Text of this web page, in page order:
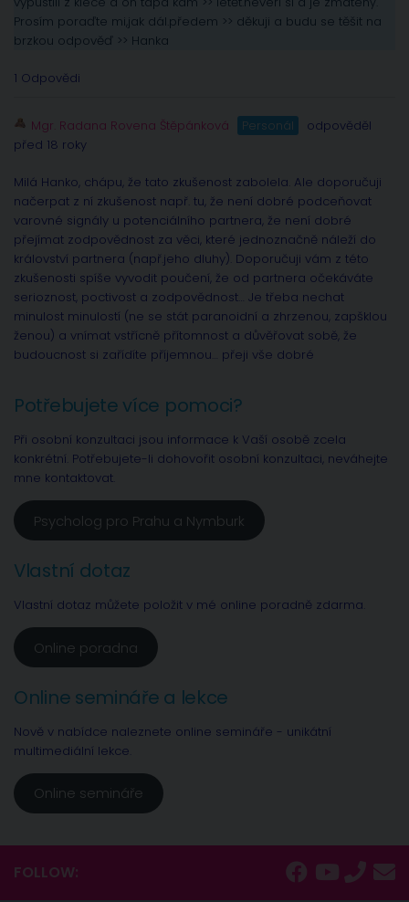
Prosím poraďte mi,jak dál.předem >> děkuji a budu se těšit na
brzkou odpověď >> Hanka
1 Odpovědi
Mgr. Radana Rovena Štěpánková Personál
odpověděl
před 18 roky
Milá Hanko, chápu, že tato zkušenost zabolela. Ale doporučuji
načerpat z ní zkušenost např. tu, že není dobré podceňovat
varovné signály u potenciálního partnera, že není dobré
přejímat zodpovědnost za věci, které jednoznačně náleží do
království partnera (např.jeho dluhy). Doporučuji vám z této
zkušenosti spíše vyvodit poučení, že od partnera očekáváte
serioznost, poctivost a zodpovědnost… Je třeba nechat
minulost minulostí (ne se stát paranoidní a zhrzenou, zapšklou
ženou) a vnímat vstřícně přítomnost a důvěřovat sobě, že
budoucnost si zařídíte příjemnou… přeji vše dobré
Potřebujete více pomoci?
Při osobní konzultaci jsou informace k Vaší osobě zcela
konkrétní. Potřebujete-li dohovořit osobní konzultaci, neváhejte
mne kontaktovat.
Psycholog pro Prahu a Nymburk
Vlastní dotaz
Vlastní dotaz můžete položit v mé online poradně zdarma.
Online poradna
Online semináře a lekce
Nově v nabídce naleznete online semináře - unikátní
multimediální lekce.
Online semináře
FOLLOW: